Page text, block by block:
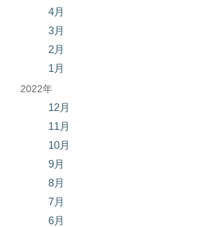
4月
3月
2月
1月
2022年
12月
11月
10月
9月
8月
7月
6月